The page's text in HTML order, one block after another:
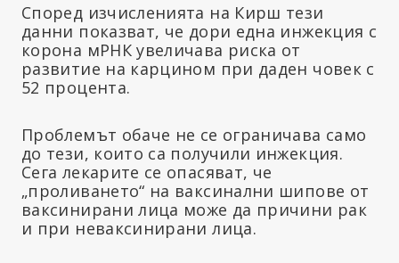
Според изчисленията на Кирш тези
данни показват, че дори една инжекция с
корона мРНК увеличава риска от
развитие на карцином при даден човек с
52 процента.
Проблемът обаче не се ограничава само
до тези, които са получили инжекция.
Сега лекарите се опасяват, че
„проливането“ на ваксинални шипове от
ваксинирани лица може да причини рак
и при неваксинирани лица.